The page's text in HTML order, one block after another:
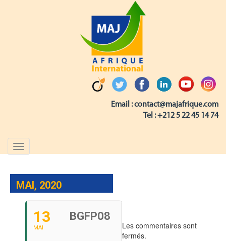
Email :contact@majafrique.com
Tel :+212 5 22 45 14 74
Toggle
navigation
MAI, 2020
13
MAI
BGFP08
Les commentaires sont
fermés.